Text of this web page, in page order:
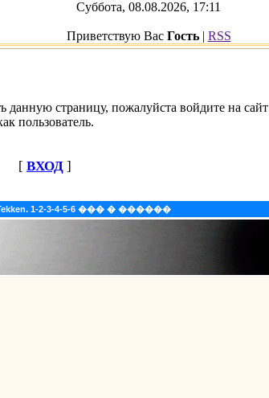
Суббота, 08.08.2026, 17:11
Приветствую Вас Гость| RSS
1-2-3-4-5-6 ��� � ������
данную страницу, пожалуйста войдите на сайт
пользователь.
[ ВХОД ]